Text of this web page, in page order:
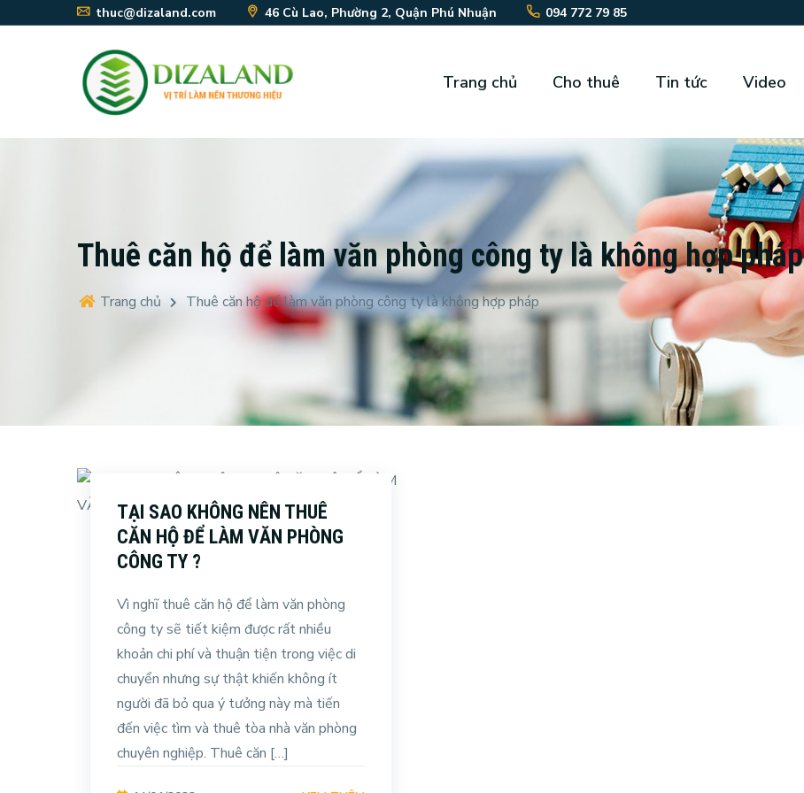
thuc@dizaland.com 46 Cù Lao, Phường 2, Quận Phú Nhuận 094 772 79 85
Trang chủ Cho thuê Tin tức Video
Thuê căn hộ để làm văn phòng công ty là không hợp pháp
Trang chủ Thuê căn hộ để làm văn phòng công ty là không hợp pháp
TẠI SAO KHÔNG NÊN THUÊ
CĂN HỘ ĐỂ LÀM VĂN PHÒNG
CÔNG TY ?
Vì nghĩ thuê căn hộ để làm văn phòng
công ty sẽ tiết kiệm được rất nhiều
khoản chi phí và thuận tiện trong việc di
chuyển nhưng sự thật khiến không ít
người đã bỏ qua ý tưởng này mà tiến
đến việc tìm và thuê tòa nhà văn phòng
chuyên nghiệp. Thuê căn […]